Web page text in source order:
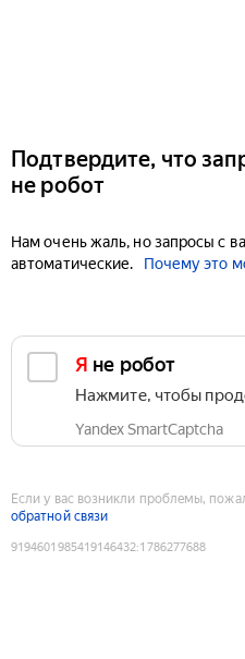
Подтвердите, что
не робот
Нам очень жаль, но запросы с
автоматические.
Почему это
Я не робот
Нажмите, чтобы
Yandex SmartCaptcha
Если у вас возникли проблемы,
обратной связи
9194601985419146432:1786277688